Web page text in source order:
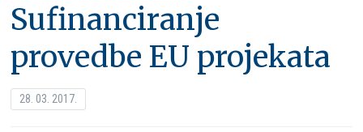
Sufinanciranje
provedbe EU projekata
28. 03. 2017.